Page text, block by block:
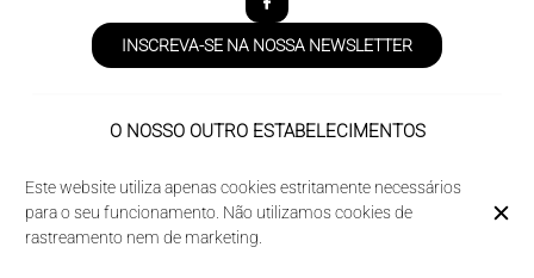
INSCREVA-SE NA NOSSA NEWSLETTER
O NOSSO OUTRO ESTABELECIMENTOS
La Taverne de la Metairie
Este website utiliza apenas cookies estritamente necessários
para o seu funcionamento. Não utilizamos cookies de
rastreamento nem de marketing.